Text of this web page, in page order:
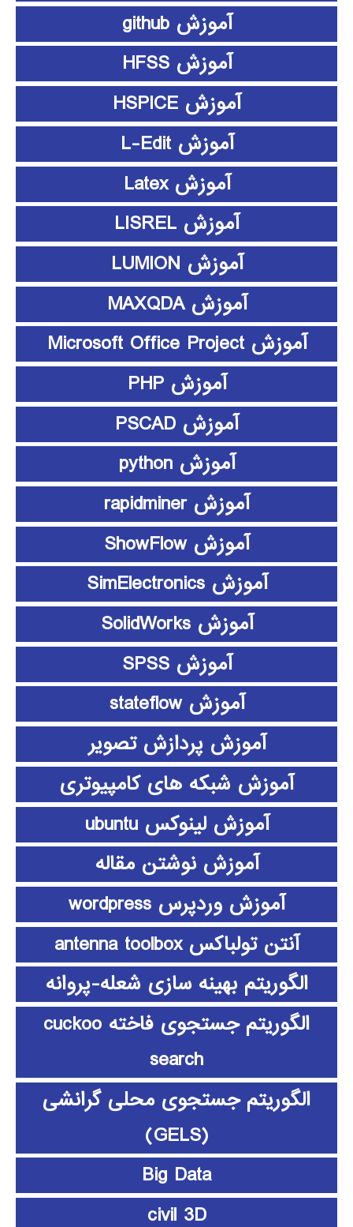
آموزش github
آموزش HFSS
آموزش HSPICE
آموزش L-Edit
آموزش Latex
آموزش LISREL
آموزش LUMION
آموزش MAXQDA
آموزش Microsoft Office Project
آموزش PHP
آموزش PSCAD
آموزش python
آموزش rapidminer
آموزش ShowFlow
آموزش SimElectronics
آموزش SolidWorks
آموزش SPSS
آموزش stateflow
آموزش پردازش تصویر
آموزش شبکه های کامپیوتری
آموزش لینوکس ubuntu
آموزش نوشتن مقاله
آموزش وردپرس wordpress
آنتن تولباکس antenna toolbox
الگوریتم بهینه سازی شعله-پروانه
الگوریتم جستجوی فاخته cuckoo
search
الگوریتم جستجوی محلی گرانشی
(GELS)
Big Data
civil 3D